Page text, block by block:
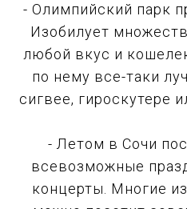
- Олимпийский парк
Изобилует
любой вкус и
по нему все-таки
сигвее, гироскутере
- Летом в Сочи
всевозможные
концерты. Многие